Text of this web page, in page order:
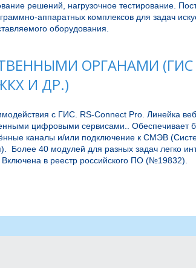
решений, нагрузочное тестирование.
аппаратных комплексов для задач
оборудования.
ОРГАНАМИ
И ДР.)
с ГИС. RS-Connect Pro. Линейка
цифровыми сервисами.. Обеспечивает
каналы и/или подключение к СМЭВ
Более 40 модулей для разных задач легко
в реестр российского ПО (№19832).